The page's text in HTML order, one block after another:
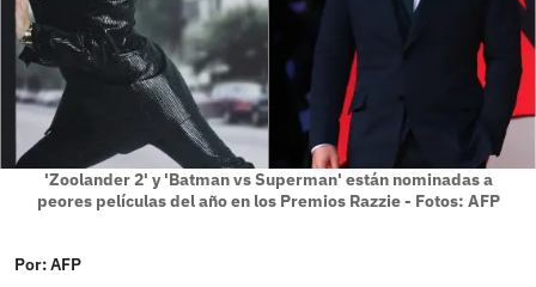
'Zoolander 2' y 'Batman vs Superman' están nominadas a
peores películas del año en los Premios Razzie - Fotos: AFP
Por:AFP